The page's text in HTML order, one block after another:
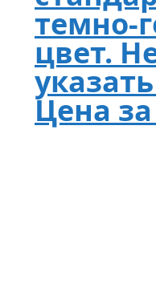
темно-
цвет.
Цена